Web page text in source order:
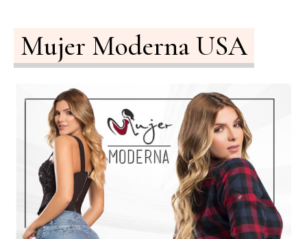
Mujer Moderna USA